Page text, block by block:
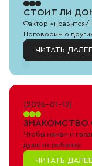
СТОИТ ЛИ
Фактор «нравится/
Поговорим о
ЧИТАТЬ ДАЛЕЕ
2026-01-12
ЗНАКОМСТВО
Чтобы мамам и
душе их ребенку.
ЧИТАТЬ ДАЛЕЕ